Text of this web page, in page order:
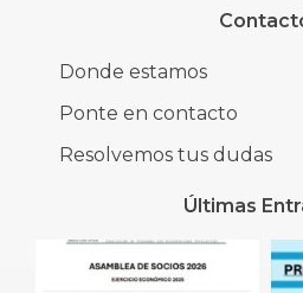
Donde estamos
Ponte en contacto
Resolvemos tus dudas
Últimas